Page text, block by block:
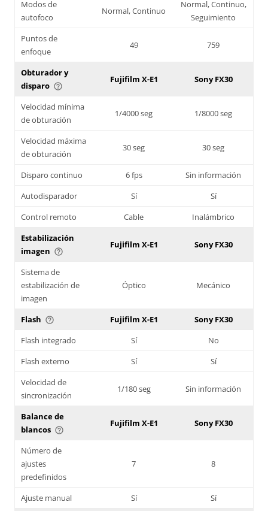
Modos de
autofoco
Normal, Continuo
Normal, Continuo,
Seguimiento
Puntos de
enfoque
49 759
Obturador y
disparo help_outline
Fujifilm X-E1 Sony FX30
Velocidad mínima
de obturación
1/4000 seg 1/8000 seg
Velocidad máxima
de obturación
30 seg 30 seg
Disparo continuo 6 fps
Sin información
Autodisparador
Sí
Sí
Control remoto
Cable
Inalámbrico
Estabilización
imagen help_outline
Fujifilm X-E1 Sony FX30
Sistema de
estabilización de
imagen
Óptico Mecánico
Flash help_outline Fujifilm X-E1
Sony FX30
Flash integrado
Sí
No
Flash externo
Sí
Sí
Velocidad de
sincronización
1/180 seg Sin información
Balance de
blancos help_outline
Fujifilm X-E1 Sony FX30
Número de
ajustes
predefinidos
7 8
Ajuste manual Sí
Sí